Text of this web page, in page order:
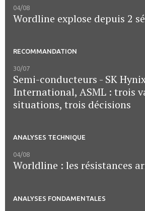
04/08
Wordline explose depuis 2
RECOMMANDATION
30/07
Semi-conducteurs - SK
International, ASML : trois
situations, trois décisions
ANALYSES TECHNIQUE
04/08
Worldline : les résistances
ANALYSES FONDAMENTALES